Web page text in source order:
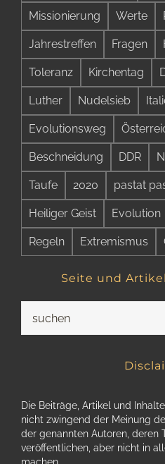
Missionierung Werte
Jahrestreffen Fragen
Toleranz Kirchentag
Luther Nudelsieb
Evolutionsweg
Beschneidung DDR
Taufe 2020 pastat
Heiliger Geist Evolution
Regeln Extremismus
Seite und
nach:
Die Beiträge, Artikel und
nicht zwingend der Meinung
der genannten Autoren, deren
veröffentlichen, aber nicht in